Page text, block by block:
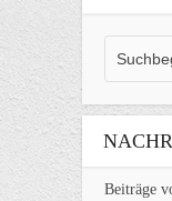
Beiträge